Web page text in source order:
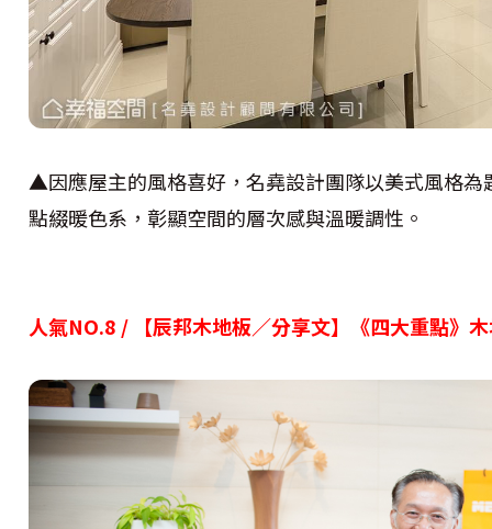
▲因應屋主的風格喜好，名堯設計團隊以美式風格
點綴暖色系，彰顯空間的層次感與溫暖調性。
人氣NO.8 / 【辰邦木地板／分享文】《四大重點》